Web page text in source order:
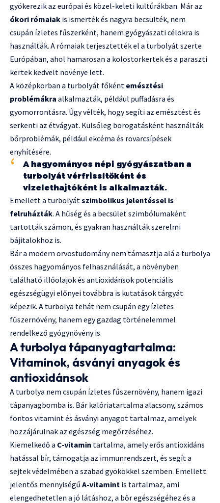
gyökerezik az európai és közel-keleti kultúrákban. Már az
ókori rómaiak is ismerték és nagyra becsülték, nem
csupán ízletes fűszerként, hanem gyógyászati célokra is
használták. A rómaiak terjesztették el a turbolyát szerte
Európában, ahol hamarosan a kolostorkertek és a paraszti
kertek kedvelt növénye lett.
A középkorban a turbolyát főként emésztési
problémákra alkalmazták, például puffadásra és
gyomorrontásra. Úgy vélték, hogy segíti az emésztést és
serkenti az étvágyat. Külsőleg borogatásként használták
bőrproblémák, például ekcéma és rovarcsípések
enyhítésére.
A hagyományos népi gyógyászatban a
turbolyát vérfrissítőként és
vizelethajtóként is alkalmazták.
Emellett a turbolyát szimbolikus jelentéssel is
felruházták. A hűség és a becsület szimbólumaként
tartották számon, és gyakran használták szerelmi
bájitalokhoz is.
Bár a modern orvostudomány nem támasztja alá a turbolya
összes hagyományos felhasználását, a növényben
található illóolajok és antioxidánsok potenciális
egészségügyi előnyei továbbra is kutatások tárgyát
képezik. A turbolya tehát nem csupán egy ízletes
fűszernövény, hanem egy gazdag történelemmel
rendelkező gyógynövény is.
A turbolya tápanyagtartalma:
Vitaminok, ásványi anyagok és
antioxidánsok
A turbolya nem csupán ízletes fűszernövény, hanem igazi
tápanyagbomba is. Bár kalóriatartalma alacsony, számos
fontos vitamint és ásványi anyagot tartalmaz, amelyek
hozzájárulnak az egészség megőrzéséhez.
Kiemelkedő a C-vitamin tartalma, amely erős antioxidáns
hatással bír, támogatja az immunrendszert, és segít a
sejtek védelmében a szabad gyökökkel szemben. Emellett
jelentős mennyiségű A-vitamint is tartalmaz, ami
elengedhetetlen a jó látáshoz, a bőr egészségéhez és a